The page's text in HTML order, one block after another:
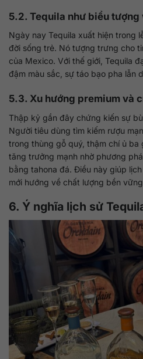
5.2. Tequila như biểu tượng
Ngày nay Tequila xuất hiện trong
đời sống trẻ. Nó tượng trưng cho
của Mexico. Với thế giới, Tequila
đậm màu sắc, sự táo bạo pha lẫn
5.3. Xu hướng premium và
Thập kỷ gần đây chứng kiến sự
Người tiêu dùng tìm kiếm rượu
trong thùng gỗ quý, thậm chí ủ ba
tăng trưởng mạnh nhờ phương
bằng tahona đá. Điều này giúp
mới hướng về chất lượng bền
6. Ý nghĩa lịch sử